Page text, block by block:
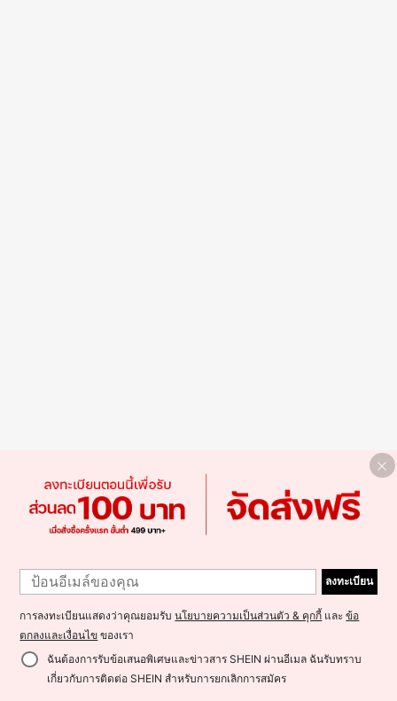
ลงทะเบียน
การลงทะเบียนแสดงว่าคุณยอมรับนโยบายความเป็นส่วนตัว & คุกกี้ และข้อ
ตกลงและเงื่อนไข ของเรา
ฉันต้องการรับข้อเสนอพิเศษและข่าวสาร SHEIN ผ่านอีเมล ฉันรับทราบ
เกี่ยวกับการติดต่อ SHEIN สำหรับการยกเลิกการสมัคร